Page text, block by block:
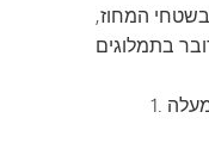
המחוז,